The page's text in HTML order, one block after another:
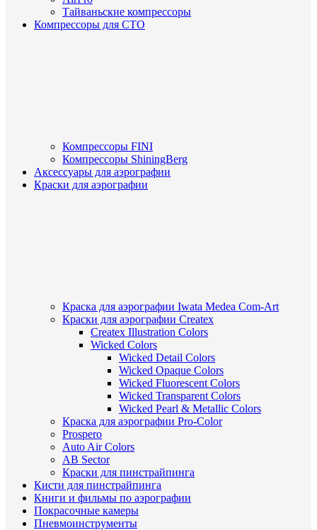
Тайваньские компрессоры
Компрессоры для СТО
Компрессоры FINI
Компрессоры ShiningBerg
Аксессуары для аэрографии
Краски для аэрографии
Краска для аэрографии Iwata Medea Com-Art
Краски для аэрографии Createx
Createx Illustration Colors
Wicked Colors
Wicked Detail Colors
Wicked Opaque Colors
Wicked Fluorescent Colors
Wicked Transparent Colors
Wicked Pearl & Metallic Colors
Краска для аэрографии Pro-Color
Prospero
Auto Air Colors
AB Sector
Краски для пинстрайпинга
Кисти для пинстрайпинга
Книги и фильмы по аэрографии
Покрасочные камеры
Пневмоинструменты